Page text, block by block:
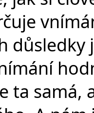
důsledky
ta samá,